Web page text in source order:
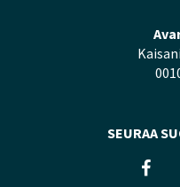
SEURAA